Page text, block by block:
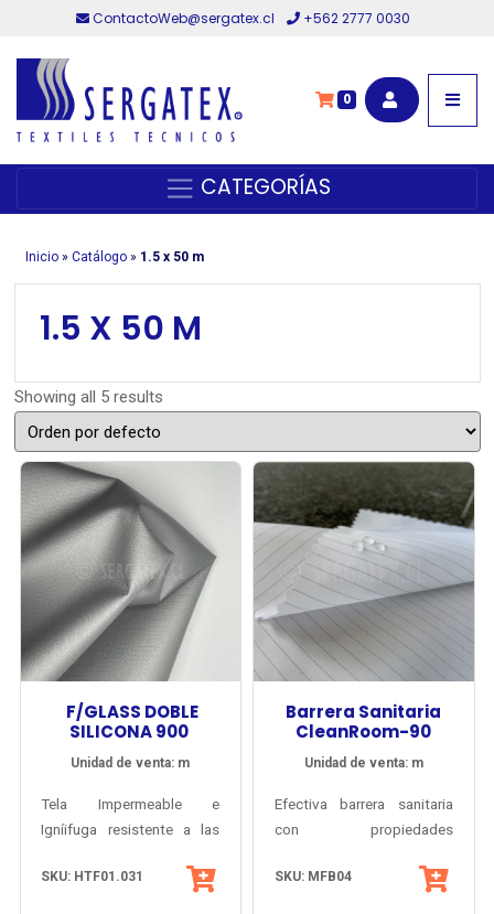
ContactoWeb@sergatex.cl +562 2777 0030
0
CATEGORÍAS
Inicio» Catálogo» 1.5 x 50 m
1.5 X 50 M
Showing all 5 results
F/GLASS DOBLE
SILICONA 900
Unidad de venta: m
Tela Impermeable e
Igníifuga resistente a las
peso 900 g/m2. Tejido
SKU: HTF01.031
Barrera Sanitaria
CleanRoom-90
Unidad de venta: m
Efectiva barrera sanitaria
con propiedades
Antibacteria AEGIS®
SKU: MFB04